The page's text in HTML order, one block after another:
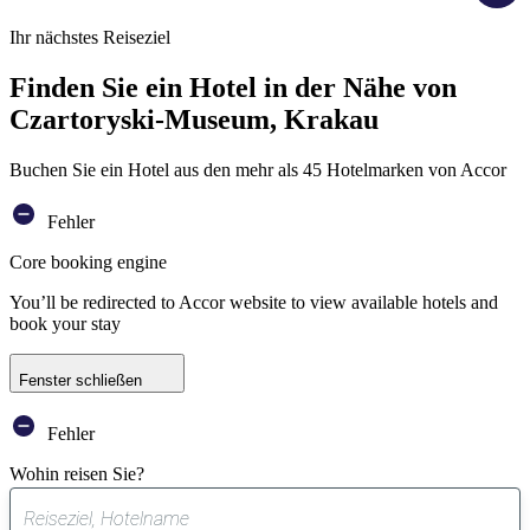
Ihr nächstes Reiseziel
Finden Sie ein Hotel in der Nähe von
Czartoryski-Museum, Krakau
Buchen Sie ein Hotel aus den mehr als 45 Hotelmarken von Accor
Fehler
Core booking engine
You’ll be redirected to Accor website to view available hotels and
book your stay
Fenster schließen
Fehler
Wohin reisen Sie?